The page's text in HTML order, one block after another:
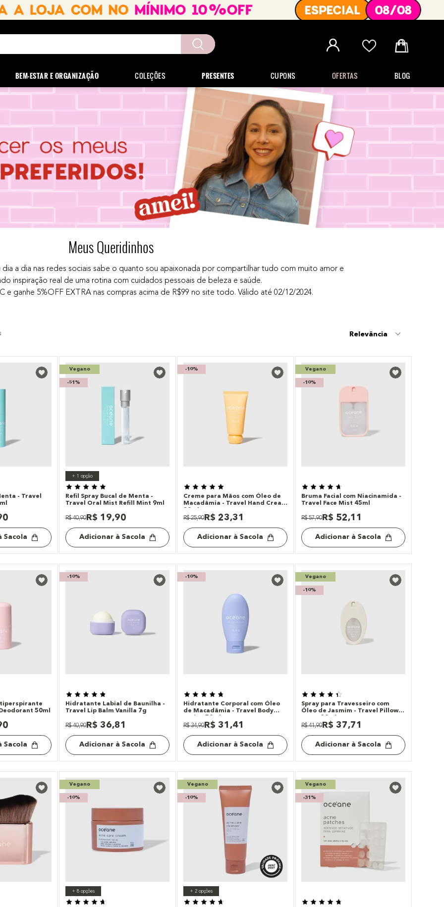
BEM-ESTAR E ORGANIZAÇÃO COLEÇÕES PRESENTES CUPONS OFERTAS BLOG
Meus Queridinhos
a dia nas redes sociais sabe o quanto sou apaixonada por compartilhar tudo com muito amor e
inspiração real de uma rotina com cuidados pessoais de beleza e saúde.
e ganhe 5%OFF EXTRA nas compras acima de R$99 no site todo. Válido até 02/12/2024.
Relevância
- Travel
Sacola
Vegano
-51%
+ 1 opção
Refil Spray Bucal de Menta -
Travel Oral Mist Refill Mint 9ml
R$ 40,90 R$ 19,90
Adicionar à Sacola
-10%
Creme para Mãos com Óleo de
Macadâmia - Travel Hand Cream
R$ 25,90 R$ 23,31
Adicionar à Sacola
Vegano
-10%
Bruma Facial com Niacinamida -
Travel Face Mist 45ml
R$ 57,90 R$ 52,11
Adicionar à Sacola
50ml
Sacola
-10%
Hidratante Labial de Baunilha -
Travel Lip Balm Vanilla 7g
R$ 40,90 R$ 36,81
Adicionar à Sacola
-10%
Hidratante Corporal com Óleo
de Macadâmia - Travel Body
R$ 34,90 R$ 31 ,41
Adicionar à Sacola
Vegano
-10%
Spray para Travesseiro com
Óleo de Jasmim - Travel Pillow
R$ 41,90 R$ 37,71
Adicionar à Sacola
Vegano
-10%
+ 8 opções
Vegano
-10%
+ 2 opções
Vegano
-31%